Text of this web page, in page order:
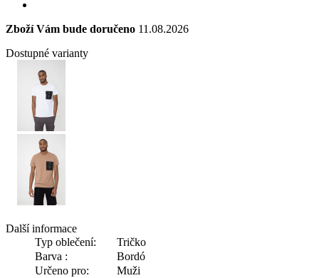
Zboží Vám bude doručeno 11.08.2026
Dostupné varianty
Další informace
Typ oblečení:
Tričko
Barva :
Bordó
Určeno pro:
Muži